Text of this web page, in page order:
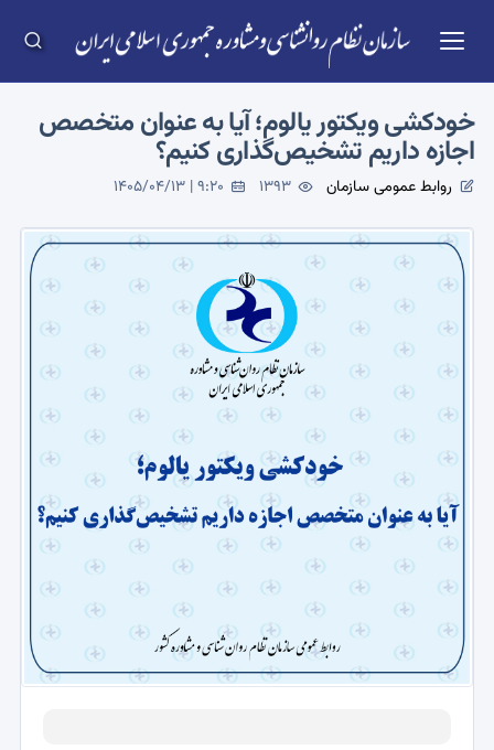
خودکشی ویکتور یالوم؛ آیا به عنوان متخصص
اجازه داریم تشخیص‌گذاری کنیم؟
روابط عمومی سازمان 1393
1405/04/13 | 9:20